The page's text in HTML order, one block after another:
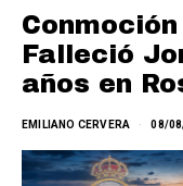
Falleció
años en
EMILIANO CERVERA 08/